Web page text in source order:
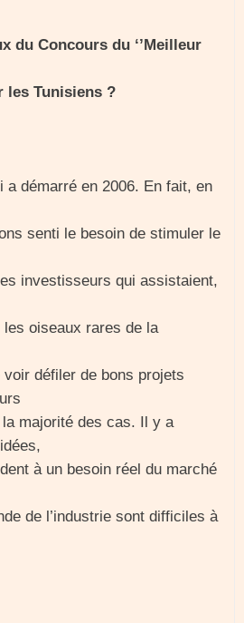
du Concours du ‘’Meilleur
les Tunisiens ?
a démarré en 2006. En fait, en
senti le besoin de stimuler le
investisseurs qui assistaient,
oiseaux rares de la
défiler de bons projets
majorité des cas. Il y a
à un besoin réel du marché
de l’industrie sont difficiles à